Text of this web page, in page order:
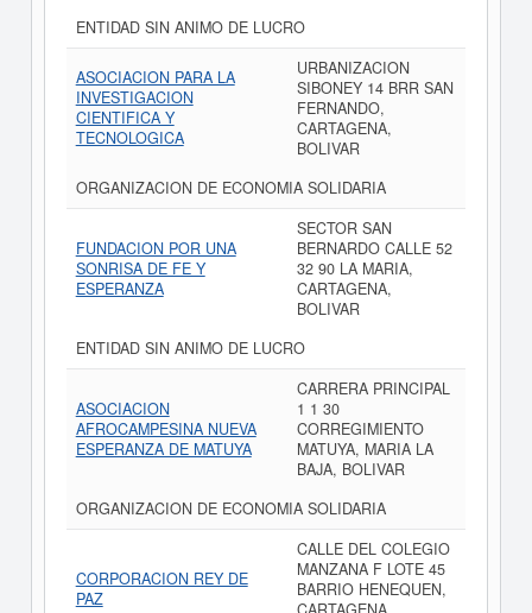
ENTIDAD SIN ANIMO DE LUCRO
ASOCIACION PARA LA
INVESTIGACION
CIENTIFICA Y
TECNOLOGICA
URBANIZACION
SIBONEY 14 BRR SAN
FERNANDO,
CARTAGENA,
BOLIVAR
ORGANIZACION DE ECONOMIA SOLIDARIA
FUNDACION POR UNA
SONRISA DE FE Y
ESPERANZA
SECTOR SAN
BERNARDO CALLE 52
32 90 LA MARIA,
CARTAGENA,
BOLIVAR
ENTIDAD SIN ANIMO DE LUCRO
ASOCIACION
AFROCAMPESINA NUEVA
ESPERANZA DE MATUYA
CARRERA PRINCIPAL
1 1 30
CORREGIMIENTO
MATUYA, MARIA LA
BAJA, BOLIVAR
ORGANIZACION DE ECONOMIA SOLIDARIA
CORPORACION REY DE
PAZ
CALLE DEL COLEGIO
MANZANA F LOTE 45
BARRIO HENEQUEN,